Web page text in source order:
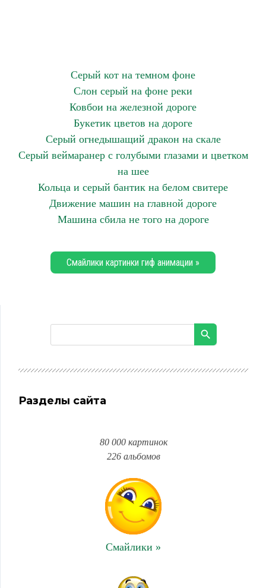
Серый кот на темном фоне
Слон серый на фоне реки
Ковбои на железной дороге
Букетик цветов на дороге
Серый огнедышащий дракон на скале
Серый веймаранер с голубыми глазами и цветком
на шее
Кольца и серый бантик на белом свитере
Движение машин на главной дороге
Машина сбила не того на дороге
Смайлики картинки гиф анимации »
Разделы сайта
80 000 картинок
226 альбомов
Смайлики »